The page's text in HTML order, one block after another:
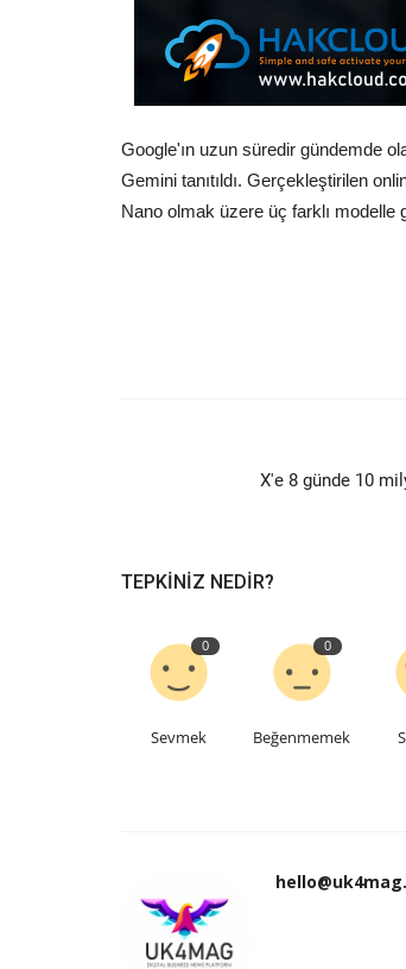
Google'ın uzun süredir gündemde
Gemini tanıtıldı. Gerçekleştirilen
Nano olmak üzere üç farklı modelle
X'e 8 günde 10
TEPKINIZ NEDIR?
0
Sevmek
0
Beğenmemek